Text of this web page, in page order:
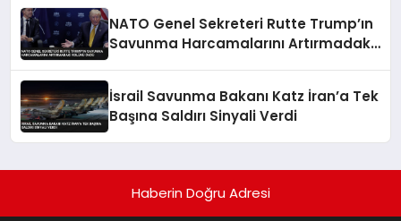
NATO Genel Sekreteri Rutte Trump’ın
Savunma Harcamalarını Artırmadaki
İsrail Savunma Bakanı Katz İran’a Tek
Başına Saldırı Sinyali Verdi
Haberin Doğru Adresi